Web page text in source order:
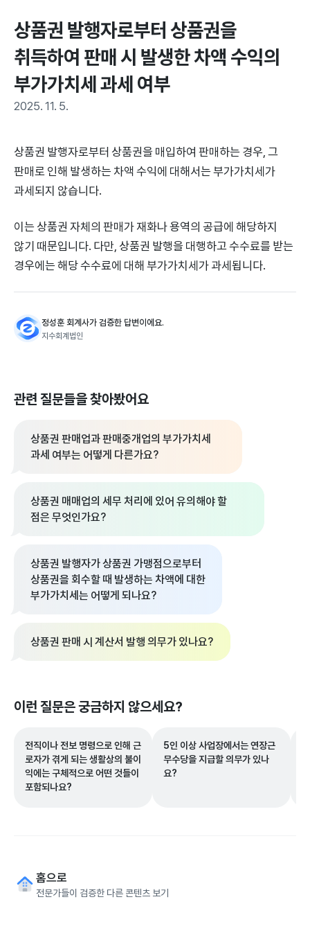
상품권 발행자로부터 상품권을
취득하여 판매 시 발생한 차액 수익의
부가가치세 과세 여부
2025. 11. 5.
상품권 발행자로부터 상품권을 매입하여 판매하는 경우, 그
판매로 인해 발생하는 차액 수익에 대해서는 부가가치세가
과세되지 않습니다.
이는 상품권 자체의 판매가 재화나 용역의 공급에 해당하지
않기 때문입니다. 다만, 상품권 발행을 대행하고 수수료를 받는
경우에는 해당 수수료에 대해 부가가치세가 과세됩니다.
정성훈 회계사가 검증한 답변이에요.
지수회계법인
관련 질문들을 찾아봤어요
상품권 판매업과 판매중개업의 부가가치세
과세 여부는 어떻게 다른가요?
상품권 매매업의 세무 처리에 있어 유의해야 할
점은 무엇인가요?
상품권 발행자가 상품권 가맹점으로부터
상품권을 회수할 때 발생하는 차액에 대한
부가가치세는 어떻게 되나요?
상품권 판매 시 계산서 발행 의무가 있나요?
이런 질문은 궁금하지 않으세요?
전직이나 전보 명령으로 인해 근
로자가 겪게 되는 생활상의 불이
익에는 구체적으로 어떤 것들이
포함되나요?
5인 이상 사업장에서는 연장근
무수당을 지급할 의무가 있나
요?
홈으로
전문가들이 검증한 다른 콘텐츠 보기